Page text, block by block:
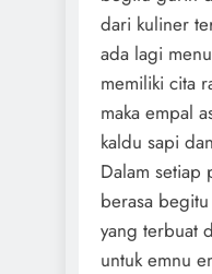
dari kuliner
ada lagi
memiliki cita
maka empal
kaldu sapi
Dalam setiap
berasa
yang terbuat
untuk emnu